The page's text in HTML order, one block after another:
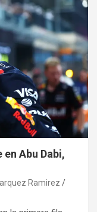
Abu Dabi,
Ramirez